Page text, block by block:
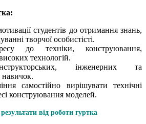
студентів до отримання знань,
творчої особистісті.
до техніки, конструювання,
технологій.
інженерних та
самостійно вирішувати технічні
конструювання моделей.
від роботи гуртка